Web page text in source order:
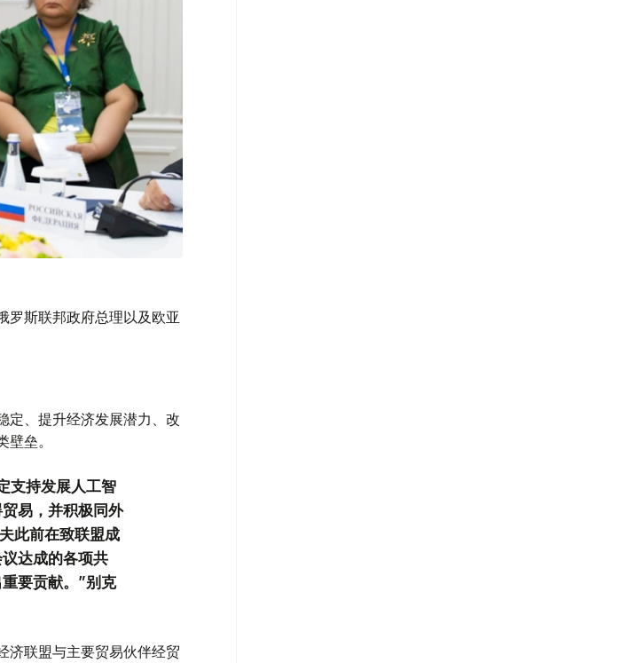
罗斯联邦政府总理以及欧亚
定、提升经济发展潜力、改
垒。
支持发展人工智
易，并积极同外
此前在致联盟成
达成的各项共
要贡献。”别克
济联盟与主要贸易伙伴经贸